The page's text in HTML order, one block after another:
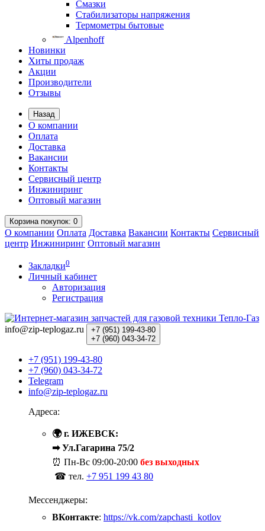
Смазки
Стабилизаторы напряжения
Термометры бытовые
Alpenhoff
Новинки
Хиты продаж
Акции
Производители
Отзывы
Назад
О компании
Оплата
Доставка
Вакансии
Контакты
Сервисный центр
Инжиниринг
Оптовый магазин
Корзинапокупок: 0
О компании Оплата Доставка Вакансии Контакты Сервисный
центр Инжиниринг Оптовый магазин
Закладки0
Личный кабинет
Авторизация
Регистрация
info@zip-teplogaz.ru +7 (951) 199-43-80
+7 (960) 043-34-72
+7 (951) 199-43-80
+7 (960) 043-34-72
Telegram
info@zip-teplogaz.ru
Адреса:
🌍 г. ИЖЕВСК:
➡ Ул.Гагарина 75/2
⏰ Пн-Вс 09:00-20:00 без выходных
☎ тел. +7 951 199 43 80
Мессенджеры:
ВКонтакте: https://vk.com/zapchasti_kotlov